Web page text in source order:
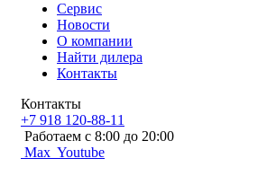
Сервис
Новости
О компании
Найти дилера
Контакты
Контакты
+7 918 120-88-11
Работаем c 8:00 до 20:00
Max Youtube